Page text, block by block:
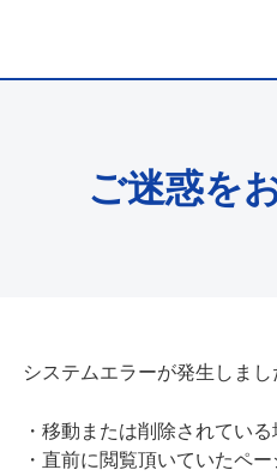
ご迷惑を
システムエラーが発生しまし
・ 移動または削除されている
・ 直前に閲覧頂いていたペ